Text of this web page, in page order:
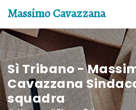
Massimo Cavazzana
Sì Tribano -
Cavazzana
squadra